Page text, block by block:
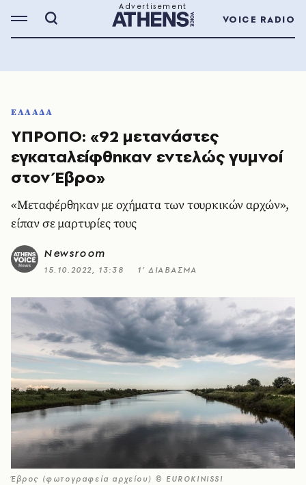
VOICE RADIO
ΕΛΛΑΔΑ
ΥΠΡΟΠΟ: «92 μετανάστες
εγκαταλείφθηκαν εντελώς γυμνοί
στον Έβρο»
«Μεταφέρθηκαν με οχήματα των τουρκικών αρχών»,
είπαν σε μαρτυρίες τους
Newsroom
15.10.2022, 13:38 1’ ΔΙΑΒΑΣΜΑ
Έβρος (φωτογραφεία αρχείου) © EUROKINISSI